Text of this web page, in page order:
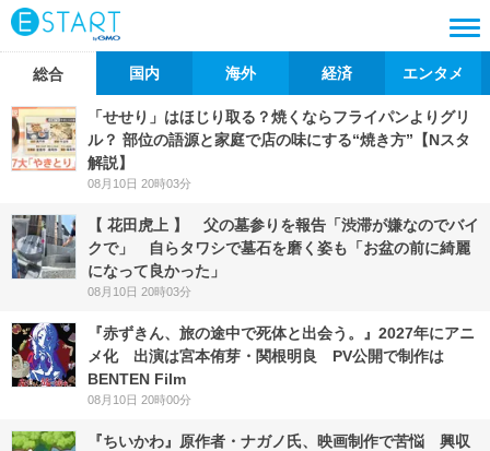
総合 国内 海外 経済 エンタメ
「せせり」はほじり取る？焼くならフライパンよりグリ
ル？ 部位の語源と家庭で店の味にする“焼き方”【Nスタ
解説】
08月10日 20時03分
【 花田虎上 】 父の墓参りを報告「渋滞が嫌なのでバイ
クで」 自らタワシで墓石を磨く姿も「お盆の前に綺麗
になって良かった」
08月10日 20時03分
『赤ずきん、旅の途中で死体と出会う。』2027年にアニ
メ化 出演は宮本侑芽・関根明良 PV公開で制作は
BENTEN Film
08月10日 20時00分
『ちいかわ』原作者・ナガノ氏、映画制作で苦悩 興収